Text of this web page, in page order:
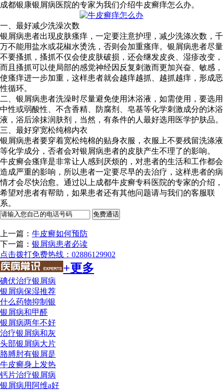
成都银康银屑病医院的专家为我们介绍牛皮癣痒怎么办。
一、最好减少洗澡次数
银屑病患者出现皮肤瘙痒，一定要注意护理，减少洗涤次数，千
万不能用盐水或花椒水烫洗，否则会加重瘙痒。银屑病患者尽量
不要搔抓，搔抓不仅会使皮肤破损，还会继发皮炎、湿疹改变，
而且搔抓可以使局部的感觉神经因反复刺激而更加兴奋、敏感，
使瘙痒进一步加重，这样患者就会越痒越抓、越抓越痒，形成恶
性循环。
二、银屑病患者洗澡时尽量避免使用沐浴液，如需使用，要选用
中性或弱酸性、不含香精、防腐剂、皂基等化学刺激成分的沐浴
液，浴后涂抹润肤剂，当然，有条件的人最好选用医学护肤品。
三、最好穿宽松纯棉内衣
银屑病患者要穿着宽松纯棉的贴身衣服，衣服上不要残留洗涤液
等化学成分，否者会对银屑病患者的皮肤产生不理了的影响。
牛皮癣会瘙痒是非常让人感到厌烦的，对患者的生活和工作都会
造成严重的影响，所以患者一定要尽早的去治疗，这样患者的病
情才会尽快治愈。通过以上成都牛皮癣专科医院的专家的介绍，
希望对患者有帮助，如果患者还有其他问题请与我们的客服联
系。
上一篇： 牛皮癣如何预防
下一篇： 银屑病患者必读
点击拨打免费热线：02886129902
+更多
碘伏治疗银屑病
银屑病保湿推荐
什么药物抑制银
银屑病和甲醛
银屑病两年不好
治疗银屑病和灰
头部银屑病大片
胳膊肘有银屑是
牛皮癣身上发热
钙片治疗银屑病
银屑病用阿维a好